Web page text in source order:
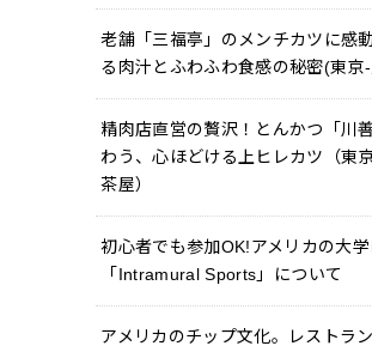
老舗「三福亭」のメンチカツに感
る肉汁とふわふわ食感の秘密(東京
精肉店直営の贅沢！とんかつ「川
わう、心ほどける上ヒレカツ（東
茶屋）
初心者でも参加OK!アメリカの大学
「Intramural Sports」について
アメリカのチップ文化。レストラ